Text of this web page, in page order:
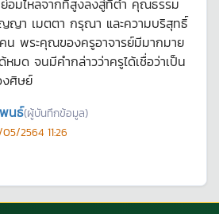
า เมตตา กรุณา และความบริสุทธิ์
น พระคุณของครูอาจารย์มีมากมาย
มด จนมีคำกล่าวว่าครูได้เชื่อว่าเป็น
งศิษย์
นธ์(ผู้บันทึกข้อมูล)
05/2564 11:26